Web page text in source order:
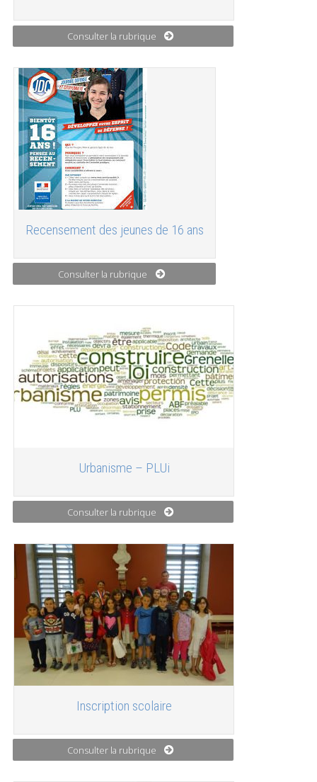
Consulter la rubrique
Recensement des jeunes de 16 ans
Consulter la rubrique
Urbanisme – PLUi
Consulter la rubrique
Inscription scolaire
Consulter la rubrique